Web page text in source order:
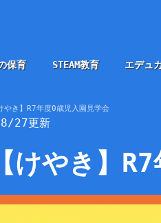
保育 STEAM教育 エデュ
やき】R7年度0歳児入園見学会
27更新
【けやき】